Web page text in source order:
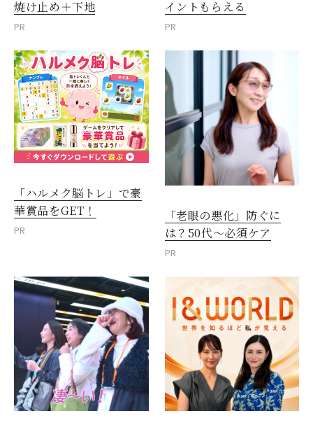
焼け止め＋下地
PR
イントもらえる
PR
「ハルメク脳トレ」で豪
華賞品をGET！
PR
「老眼の悪化」防ぐに
は？50代～必須ケア
PR
閉じる